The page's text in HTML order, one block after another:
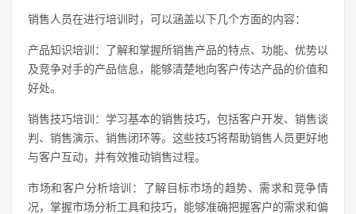
销售人员在进行培训时，可以涵盖以下几个方面的内容：
产品知识培训：了解和掌握所销售产品的特点、功能、优势以
及竞争对手的产品信息，能够清楚地向客户传达产品的价值和
好处。
销售技巧培训：学习基本的销售技巧，包括客户开发、销售谈
判、销售演示、销售闭环等。这些技巧将帮助销售人员更好地
与客户互动，并有效推动销售过程。
市场和客户分析培训：了解目标市场的趋势、需求和竞争情
况，掌握市场分析工具和技巧，能够准确把握客户的需求和偏